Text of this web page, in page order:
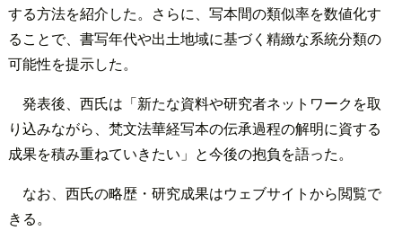
する方法を紹介した。さらに、写本間の類似率を数値化す
ることで、書写年代や出土地域に基づく精緻な系統分類の
可能性を提示した。
発表後、西氏は「新たな資料や研究者ネットワークを取
り込みながら、梵文法華経写本の伝承過程の解明に資する
成果を積み重ねていきたい」と今後の抱負を語った。
なお、西氏の略歴・研究成果はウェブサイトから閲覧で
きる。